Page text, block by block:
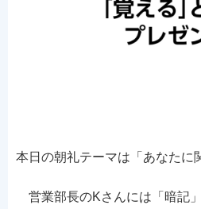
本日の朝礼テーマは「あなたに
営業部長のKさんには「暗記